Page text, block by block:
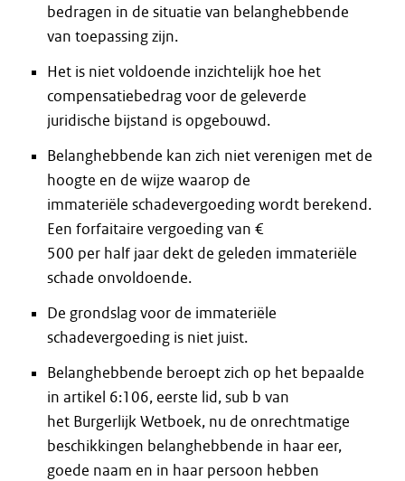
bedragen in de situatie van belanghebbende
van toepassing zijn.
Het is niet voldoende inzichtelijk hoe het
compensatiebedrag voor de geleverde
juridische bijstand is opgebouwd.
Belanghebbende kan zich niet verenigen met de
hoogte en de wijze waarop de
immateriële schadevergoeding wordt berekend.
Een forfaitaire vergoeding van €
500 per half jaar dekt de geleden immateriële
schade onvoldoende.
De grondslag voor de immateriële
schadevergoeding is niet juist.
Belanghebbende beroept zich op het bepaalde
in artikel 6:106, eerste lid, sub b van
het Burgerlijk Wetboek, nu de onrechtmatige
beschikkingen belanghebbende in haar eer,
goede naam en in haar persoon hebben